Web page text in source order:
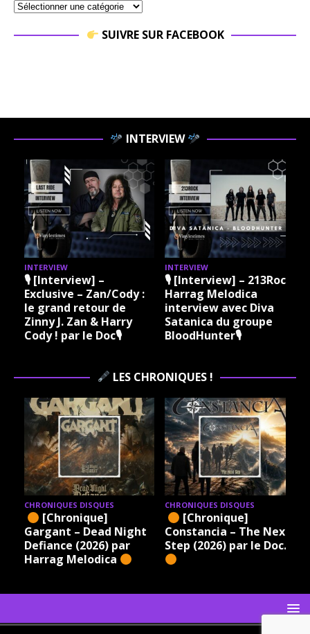
SUIVRE SUR FACEBOOK
INTERVIEW
INTERVIEW
🎙 [Interview] –
Exclusive – Zan/Cody :
le grand retour de
Zinny J. Zan & Harry
Cody ! par le Doc🎙
INTERVIEW
🎙 [Interview] – 213Rock
Harrag Melodica
interview avec Diva
Satanica du groupe
BloodHunter🎙
LES CHRONIQUES !
CHRONIQUES DISQUES
[Chronique]
Gargant – Dead Night
Defiance (2026) par
Harrag Melodica
CHRONIQUES DISQUES
[Chronique]
Constancia – The Next
Step (2026) par le Doc.